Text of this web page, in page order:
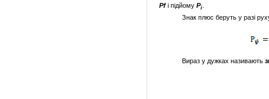
Pf і підйомуPі
Знак плюс беруть у разі
Виразу дужках називають